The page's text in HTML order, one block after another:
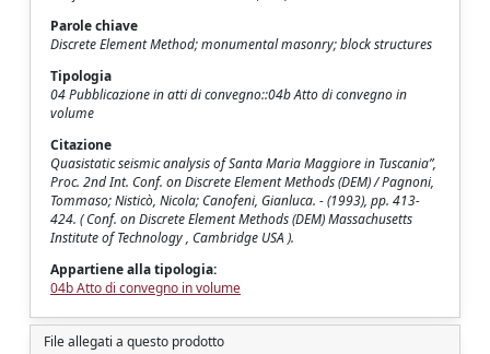
Parole chiave
Discrete Element Method; monumental masonry; block structures
Tipologia
04 Pubblicazione in atti di convegno::04b Atto di convegno in
volume
Citazione
Quasistatic seismic analysis of Santa Maria Maggiore in Tuscania”,
Proc. 2nd Int. Conf. on Discrete Element Methods (DEM) / Pagnoni,
Tommaso; Nisticò, Nicola; Canofeni, Gianluca. - (1993), pp. 413-
424. ( Conf. on Discrete Element Methods (DEM) Massachusetts
Institute of Technology , Cambridge USA ).
Appartiene alla tipologia:
04b Atto di convegno in volume
File allegati a questo prodotto